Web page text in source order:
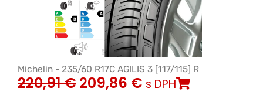
Michelin - 235/60 R17C AGILIS 3 [117/115] R
220,91€ 209,86 € s DPH